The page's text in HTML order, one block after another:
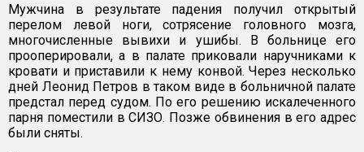
Мужчина в результате падения получил открытый
перелом левой ноги, сотрясение головного мозга,
многочисленные вывихи и ушибы. В больнице его
прооперировали, а в палате приковали наручниками к
кровати и приставили к нему конвой. Через несколько
дней Леонид Петров в таком виде в больничной палате
предстал перед судом. По его решению искалеченного
парня поместили в СИЗО. Позже обвинения в его адрес
были сняты.